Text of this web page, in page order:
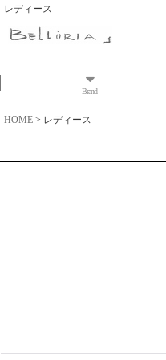
レディース
Brand
HOME > レディース